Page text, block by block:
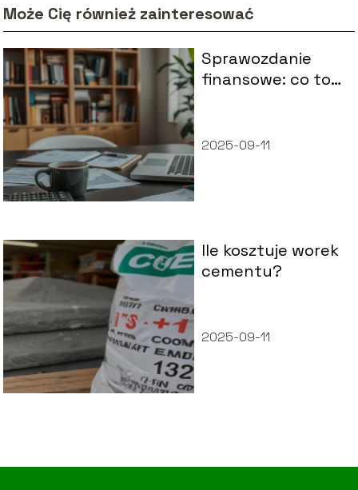
Może Cię również zainteresować
Sprawozdanie
finansowe: co to
2025-09-11
Ile kosztuje worek
cementu?
2025-09-11